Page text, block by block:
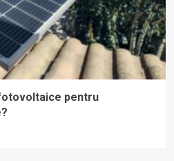
pentru